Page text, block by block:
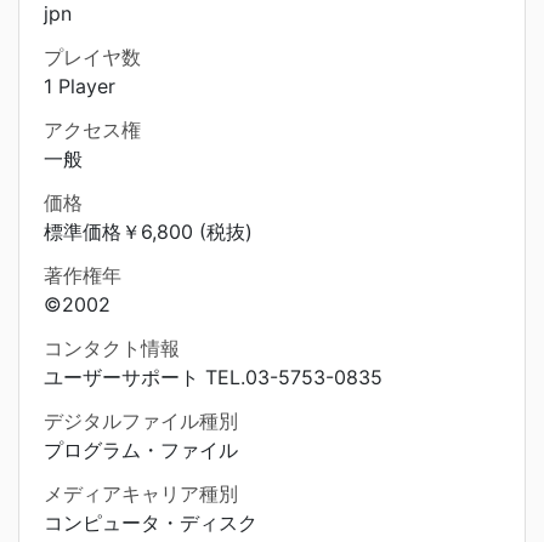
jpn
プレイヤ数
1 Player
アクセス権
一般
価格
標準価格￥6,800 (税抜)
著作権年
©2002
コンタクト情報
ユーザーサポート TEL.03-5753-0835
デジタルファイル種別
プログラム・ファイル
メディアキャリア種別
コンピュータ・ディスク